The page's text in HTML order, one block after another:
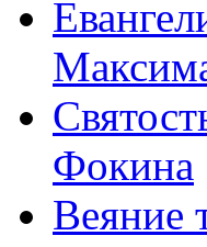
Фокина
Веяние